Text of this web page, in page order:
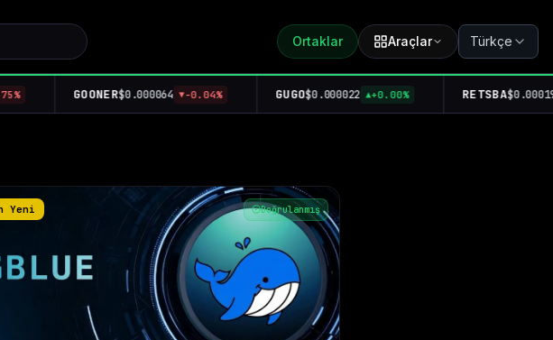
Ortaklar Araçlar Türkçe
GOONER $0.000064 ▼-0.04% GUGO $0.000022 ▲+0.00% RETSBA $0.000190 ▼-3.99%
Yeni Doğrulanmış